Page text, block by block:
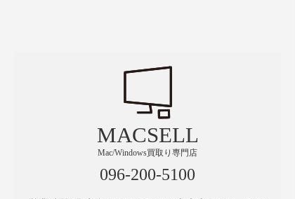
MACSELL
Mac/Windows買取り専門店
096-200-5100